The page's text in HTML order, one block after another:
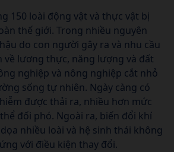
150 loài động vật và thực vật bị
thế giới. Trong nhiều nguyên
do con người gây ra và nhu cầu
về lương thực, năng lượng và đất
nghiệp và nông nghiệp cắt nhỏ
sống tự nhiên. Ngày càng có
được thải ra, nhiều hơn mức
đối phó. Ngoài ra, biến đổi khí
nhiều loài và hệ sinh thái không
với điều kiện thay đổi.